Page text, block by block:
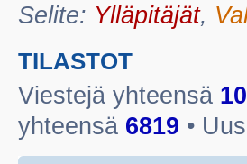
Selite: Ylläpitäjät,
TILASTOT
Viestejä yhteensä
yhteensä 6819 •